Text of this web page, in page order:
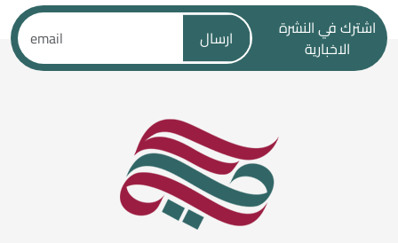
اشترك في النشرة
الاخبارية
ارسال